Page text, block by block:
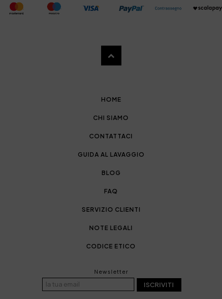
HOME
CHI SIAMO
CONTATTACI
GUIDA AL LAVAGGIO
BLOG
FAQ
SERVIZIO CLIENTI
NOTE LEGALI
CODICE ETICO
Newsletter
ISCRIVITI